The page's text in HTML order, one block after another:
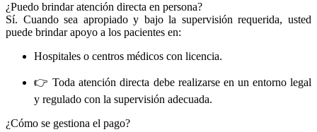
¿Puedo brindar atención directa en persona?
Sí. Cuando sea apropiado y bajo la supervisión requerida, usted
puede brindar apoyo a los pacientes en:
Hospitales o centros médicos con licencia.
👉 Toda atención directa debe realizarse en un entorno legal
y regulado con la supervisión adecuada.
¿Cómo se gestiona el pago?